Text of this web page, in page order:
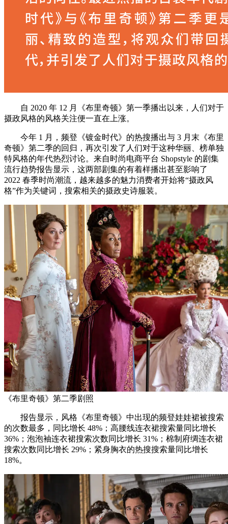
自 2020 年 12 月《布里奇顿》第一季播出以来，人们对于
摄政风格的风格关注便一直在上涨。
今年 1 月，频登《镀金时代》的热搜播出与 3 月末《布里
奇顿》第二季的回归，再次引发了人们对于这种华丽、榜单独
特风格的年代热烈讨论。来自时尚电商平台 Shopstyle 的剧集
流行趋势报告显示，这两部剧集的有着样播出甚至影响了
2022 春季时尚潮流，越来越多的魅力消费者开始将“摄政风
格”作为关键词，搜索相关的摄政史诗服装。
《布里奇顿》第二季剧照
报告显示，风格《布里奇顿》中出现的频登娃娃裙被搜索
的次数最多，同比增长 48%；高腰线连衣裙搜索量同比增长
36%；泡泡袖连衣裙搜索次数同比增长 31%；棉制府绸连衣裙
搜索次数同比增长 29%；紧身胸衣的热搜搜索量同比增长
18%。